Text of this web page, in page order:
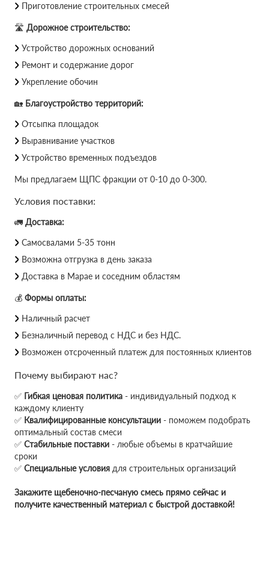
Приготовление строительных смесей
🛣 Дорожное строительство:
Устройство дорожных оснований
Ремонт и содержание дорог
Укрепление обочин
🏡 Благоустройство территорий:
Отсыпка площадок
Выравнивание участков
Устройство временных подъездов
Мы предлагаем ЩПС фракции от 0-10 до 0-300.
Условия поставки:
🚛 Доставка:
Самосвалами 5-35 тонн
Возможна отгрузка в день заказа
Доставка в Марае и соседним областям
💰 Формы оплаты:
Наличный расчет
Безналичный перевод с НДС и без НДС.
Возможен отсроченный платеж для постоянных клиентов
Почему выбирают нас?
✅ Гибкая ценовая политика - индивидуальный подход к
каждому клиенту
✅ Квалифицированные консультации - поможем подобрать
оптимальный состав смеси
✅ Стабильные поставки - любые объемы в кратчайшие
сроки
✅ Специальные условия для строительных организаций
Закажите щебеночно-песчаную смесь прямо сейчас и
получите качественный материал с быстрой доставкой!